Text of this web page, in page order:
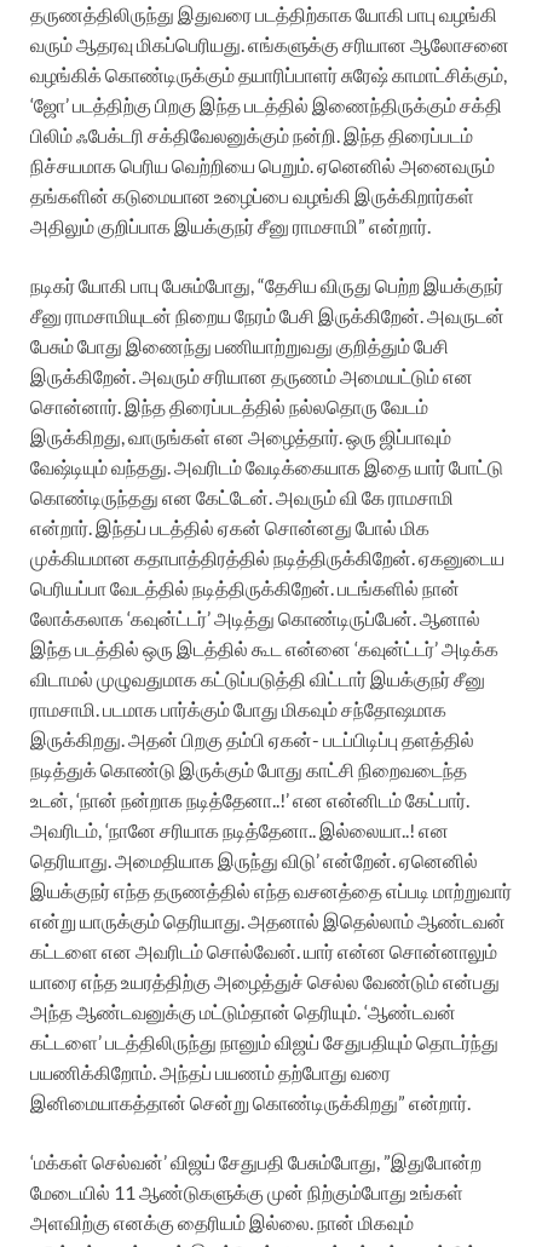
தருணத்திலிருந்து இதுவரை படத்திற்காக யோகி பாபு வழங்கி
வரும் ஆதரவு மிகப்பெரியது. எங்களுக்கு சரியான ஆலோசனை
வழங்கிக் கொண்டிருக்கும் தயாரிப்பாளர் சுரேஷ் காமாட்சிக்கும்,
‘ஜோ’ படத்திற்கு பிறகு இந்த படத்தில் இணைந்திருக்கும் சக்தி
பிலிம் ஃபேக்டரி சக்திவேலனுக்கும் நன்றி. இந்த திரைப்படம்
நிச்சயமாக பெரிய வெற்றியை பெறும். ஏனெனில் அனைவரும்
தங்களின் கடுமையான உழைப்பை வழங்கி இருக்கிறார்கள்
அதிலும் குறிப்பாக இயக்குநர் சீனு ராமசாமி” என்றார்.
நடிகர் யோகி பாபு பேசும்போது, “தேசிய விருது பெற்ற இயக்குநர்
சீனு ராமசாமியுடன் நிறைய நேரம் பேசி இருக்கிறேன். அவருடன்
பேசும் போது இணைந்து பணியாற்றுவது குறித்தும் பேசி
இருக்கிறேன். அவரும் சரியான தருணம் அமையட்டும் என
சொன்னார். இந்த திரைப்படத்தில் நல்லதொரு வேடம்
இருக்கிறது, வாருங்கள் என அழைத்தார். ஒரு ஜிப்பாவும்
வேஷ்டியும் வந்தது. அவரிடம் வேடிக்கையாக இதை யார் போட்டு
கொண்டிருந்தது என கேட்டேன். அவரும் வி கே ராமசாமி
என்றார். இந்தப் படத்தில் ஏகன் சொன்னது போல் மிக
முக்கியமான கதாபாத்திரத்தில் நடித்திருக்கிறேன். ஏகனுடைய
பெரியப்பா வேடத்தில் நடித்திருக்கிறேன். படங்களில் நான்
லோக்கலாக ‘கவுன்ட்டர்’ அடித்து கொண்டிருப்பேன். ஆனால்
இந்த படத்தில் ஒரு இடத்தில் கூட என்னை ‘கவுன்ட்டர்’ அடிக்க
விடாமல் முழுவதுமாக கட்டுப்படுத்தி விட்டார் இயக்குநர் சீனு
ராமசாமி. படமாக பார்க்கும் போது மிகவும் சந்தோஷமாக
இருக்கிறது. அதன் பிறகு தம்பி ஏகன்- படப்பிடிப்பு தளத்தில்
நடித்துக் கொண்டு இருக்கும் போது காட்சி நிறைவடைந்த
உடன், ‘நான் நன்றாக நடித்தேனா..!’ என என்னிடம் கேட்பார்.
அவரிடம், ‘நானே சரியாக நடித்தேனா.. இல்லையா..! என
தெரியாது. அமைதியாக இருந்து விடு’ என்றேன். ஏனெனில்
இயக்குநர் எந்த தருணத்தில் எந்த வசனத்தை எப்படி மாற்றுவார்
என்று யாருக்கும் தெரியாது. அதனால் இதெல்லாம் ஆண்டவன்
கட்டளை என அவரிடம் சொல்வேன். யார் என்ன சொன்னாலும்
யாரை எந்த உயரத்திற்கு அழைத்துச் செல்ல வேண்டும் என்பது
அந்த ஆண்டவனுக்கு மட்டும்தான் தெரியும். ‘ஆண்டவன்
கட்டளை’ படத்திலிருந்து நானும் விஜய் சேதுபதியும் தொடர்ந்து
பயணிக்கிறோம். அந்தப் பயணம் தற்போது வரை
இனிமையாகத்தான் சென்று கொண்டிருக்கிறது” என்றார்.
‘மக்கள் செல்வன்’ விஜய் சேதுபதி பேசும்போது, ”இதுபோன்ற
மேடையில் 11 ஆண்டுகளுக்கு முன் நிற்கும்போது உங்கள்
அளவிற்கு எனக்கு தைரியம் இல்லை. நான் மிகவும்